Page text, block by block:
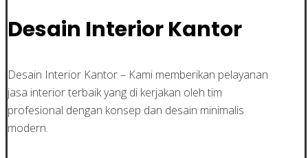
Desain Interior Kantor
Desain Interior Kantor – Kami memberikan pelayanan
jasa interior terbaik yang di kerjakan oleh tim
profesional dengan konsep dan desain minimalis
modern.